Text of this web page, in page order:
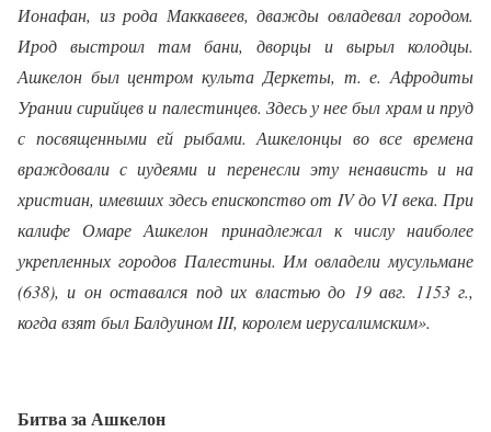
Ионафан, из рода Маккавеев, дважды овладевал городом.
Ирод выстроил там бани, дворцы и вырыл колодцы.
Ашкелон был центром культа Деркеты, т. е. Афродиты
Урании сирийцев и палестинцев. Здесь у нее был храм и пруд
с посвященными ей рыбами. Ашкелонцы во все времена
враждовали с иудеями и перенесли эту ненависть и на
христиан, имевших здесь епископство от IV до VI века. При
калифе Омаре Ашкелон принадлежал к числу наиболее
укрепленных городов Палестины. Им овладели мусульмане
(638), и он оставался под их властью до 19 авг. 1153 г.,
когда взят был Балдуином III, королем иерусалимским».
Битва за Ашкелон